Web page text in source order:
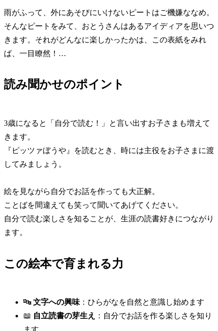
雨がふって、外にあそびにいけないピートはご機嫌ななめ。
そんなピートをみて、おとうさんはあるアイディアを思いつ
きます。それがどんなに楽しかったかは、この表紙をみれ
ば、一目瞭然！…
読み聞かせのポイント
3歳になると「自分で読む！」と言い出すお子さまも増えて
きます。
『ピッツァぼうや』を読むとき、時には主役をお子さまに渡
してみましょう。
絵を見ながら自分でお話を作っても大正解。
ことばを間違えても笑って聞いてあげてください。
自分で読む楽しさを知ることが、生涯の読書好きにつながり
ます。
この絵本で育まれる力
🔤 文字への興味 ：ひらがなを自然と意識し始めます
📖 自立読書の芽生え
：自分でお話を作る楽しさを知り